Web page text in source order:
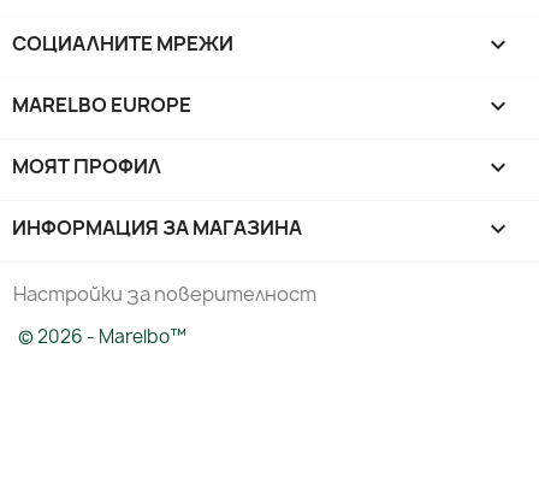
СОЦИАЛНИТЕ МРЕЖИ 
MARELBO EUROPE 
МОЯТ ПРОФИЛ 
ИНФОРМАЦИЯ ЗА МАГАЗИНА keyboard_arrow_down
Настройки за поверителност
© 2026 - Marelbo™